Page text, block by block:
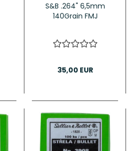
S&B .264" 6,5mm
140Grain FMJ
35,00 EUR